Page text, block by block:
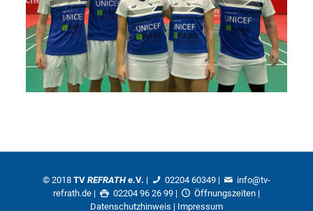
© 2018 TV REFRATHe.V. | 02204 60349 |
info@tv-
refrath.de | 02204 96 26 99 | Öffnungszeiten|
Datenschutzhinweis | Impressum